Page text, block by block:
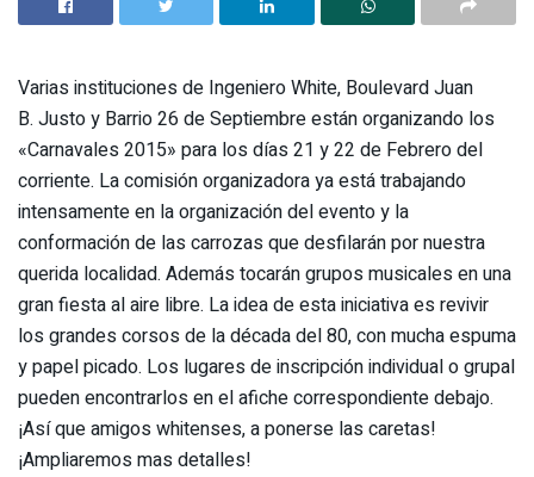
Varias instituciones de Ingeniero White, Boulevard Juan
B. Justo y Barrio 26 de Septiembre están organizando los
«Carnavales 2015» para los días 21 y 22 de Febrero del
corriente. La comisión organizadora ya está trabajando
intensamente en la organización del evento y la
conformación de las carrozas que desfilarán por nuestra
querida localidad. Además tocarán grupos musicales en una
gran fiesta al aire libre. La idea de esta iniciativa es revivir
los grandes corsos de la década del 80, con mucha espuma
y papel picado. Los lugares de inscripción individual o grupal
pueden encontrarlos en el afiche correspondiente debajo.
¡Así que amigos whitenses, a ponerse las caretas!
¡Ampliaremos mas detalles!